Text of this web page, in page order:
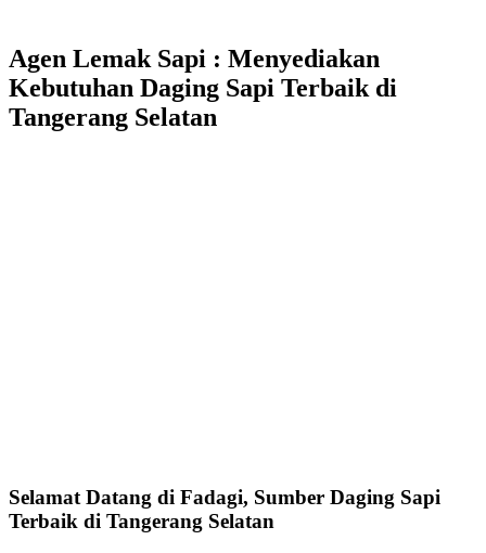
Agen Lemak Sapi : Menyediakan
Kebutuhan Daging Sapi Terbaik di
Tangerang Selatan
Selamat Datang di Fadagi, Sumber Daging Sapi
Terbaik di Tangerang Selatan